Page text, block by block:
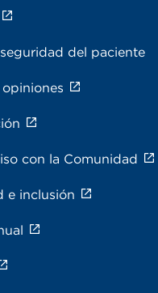
del paciente
con la Comunidad
e inclusión